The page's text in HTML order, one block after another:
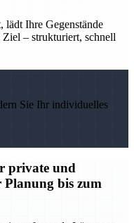
lädt Ihre Gegenstände
– strukturiert, schnell
Sie Ihr individuelles
private und
Planung bis zum